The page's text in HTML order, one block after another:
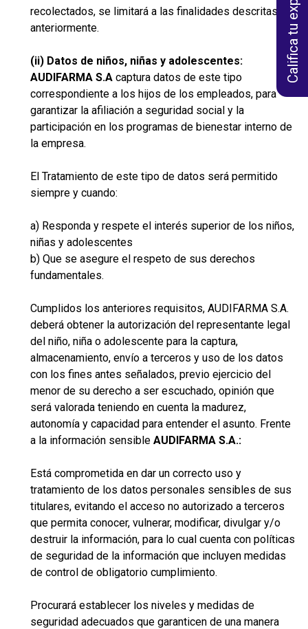
recolectados, se limitará a las finalidades descritas
anteriormente.
(ii) Datos de niños, niñas y adolescentes:
AUDIFARMA S.A captura datos de este tipo
correspondiente a los hijos de los empleados, para
garantizar la afiliación a seguridad social y la
participación en los programas de bienestar interno de
la empresa.
El Tratamiento de este tipo de datos será permitido
siempre y cuando:
a) Responda y respete el interés superior de los niños,
niñas y adolescentes
b) Que se asegure el respeto de sus derechos
fundamentales.
Cumplidos los anteriores requisitos, AUDIFARMA S.A.
deberá obtener la autorización del representante legal
del niño, niña o adolescente para la captura,
almacenamiento, envío a terceros y uso de los datos
con los fines antes señalados, previo ejercicio del
menor de su derecho a ser escuchado, opinión que
será valorada teniendo en cuenta la madurez,
autonomía y capacidad para entender el asunto. Frente
a la información sensible AUDIFARMA S.A.:
Está comprometida en dar un correcto uso y
tratamiento de los datos personales sensibles de sus
titulares, evitando el acceso no autorizado a terceros
que permita conocer, vulnerar, modificar, divulgar y/o
destruir la información, para lo cual cuenta con políticas
de seguridad de la información que incluyen medidas
de control de obligatorio cumplimiento.
Procurará establecer los niveles y medidas de
seguridad adecuados que garanticen de una manera